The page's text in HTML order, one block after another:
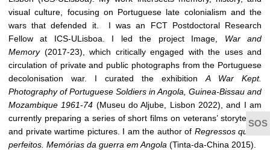
visual culture, focusing on Portuguese late colonialism and the
wars that defended it. I was an FCT Postdoctoral Research
Fellow at ICS-ULisboa. I led the project Image, War and
Memory(2017-23), which critically engaged with the uses and
circulation of private and public photographs from the Portuguese
decolonisation war. I curated the exhibition A War Kept.
Photography of Portuguese Soldiers in Angola, Guinea-Bissau and
Mozambique 1961-74 (Museu do Aljube, Lisbon 2022), and I am
currently preparing a series of short films on veterans’ storytelling
and private wartime pictures. I am the author of Regressos quase
perfeitos. Memórias da guerra em Angola (Tinta-da-China 2015).